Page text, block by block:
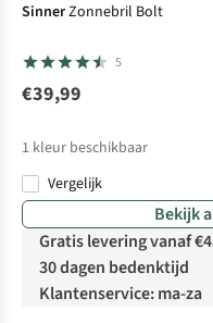
SinnerZonnebril Bolt
5
€39,99
1 kleur beschikbaar
Vergelijk
Bekijk
Gratis levering vanaf
30 dagen bedenktijd
Klantenservice: ma-za